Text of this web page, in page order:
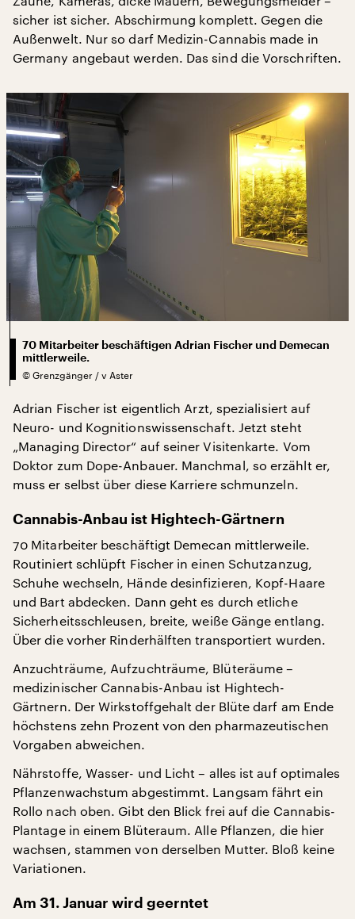
sicher ist sicher. Abschirmung komplett. Gegen die
Außenwelt. Nur so darf Medizin-Cannabis made in
Germany angebaut werden. Das sind die Vorschriften.
70 Mitarbeiter beschäftigen Adrian Fischer und Demecan
mittlerweile.
© Grenzgänger / v Aster
Adrian Fischer ist eigentlich Arzt, spezialisiert auf
Neuro- und Kognitionswissenschaft. Jetzt steht
„Managing Director“ auf seiner Visitenkarte. Vom
Doktor zum Dope-Anbauer. Manchmal, so erzählt er,
muss er selbst über diese Karriere schmunzeln.
Cannabis-Anbau ist Hightech-Gärtnern
70 Mitarbeiter beschäftigt Demecan mittlerweile.
Routiniert schlüpft Fischer in einen Schutzanzug,
Schuhe wechseln, Hände desinfizieren, Kopf-Haare
und Bart abdecken. Dann geht es durch etliche
Sicherheitsschleusen, breite, weiße Gänge entlang.
Über die vorher Rinderhälften transportiert wurden.
Anzuchträume, Aufzuchträume, Blüteräume –
medizinischer Cannabis-Anbau ist Hightech-
Gärtnern. Der Wirkstoffgehalt der Blüte darf am Ende
höchstens zehn Prozent von den pharmazeutischen
Vorgaben abweichen.
Nährstoffe, Wasser- und Licht – alles ist auf optimales
Pflanzenwachstum abgestimmt. Langsam fährt ein
Rollo nach oben. Gibt den Blick frei auf die Cannabis-
Plantage in einem Blüteraum. Alle Pflanzen, die hier
wachsen, stammen von derselben Mutter. Bloß keine
Variationen.
Am 31. Januar wird geerntet